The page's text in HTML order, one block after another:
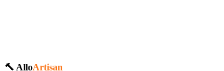
🔨 AlloArtisan